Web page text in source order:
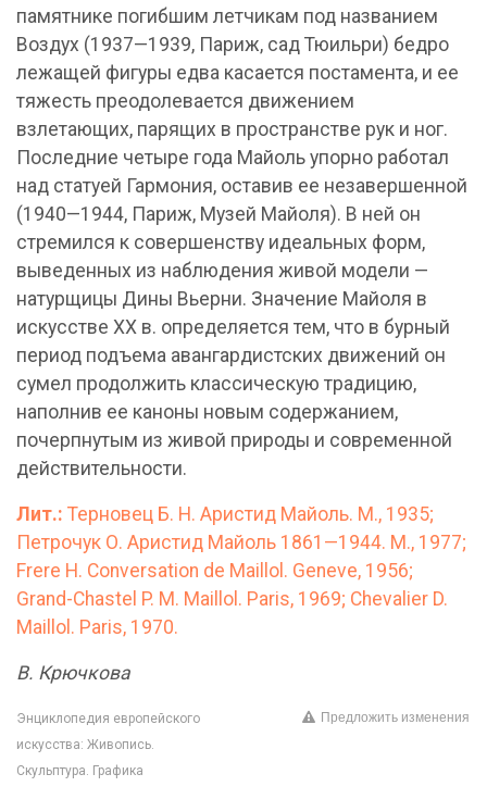
памятнике погибшим летчикам под названием
Воздух (1937—1939, Париж, сад Тюильри) бедро
лежащей фигуры едва касается постамента, и ее
тяжесть преодолевается движением
взлетающих, парящих в пространстве рук и ног.
Последние четыре года Майоль упорно работал
над статуей Гармония, оставив ее незавершенной
(1940—1944, Париж, Музей Майоля). В ней он
стремился к совершенству идеальных форм,
выведенных из наблюдения живой модели —
натурщицы Дины Вьерни. Значение Майоля в
искусстве XX в. определяется тем, что в бурный
период подъема авангардистских движений он
сумел продолжить классическую традицию,
наполнив ее каноны новым содержанием,
почерпнутым из живой природы и современной
действительности.
Лит.: Терновец Б. Н. Аристид Майоль. М., 1935;
Петрочук О. Аристид Майоль 1861—1944. М., 1977;
Frere H. Conversation de Maillol. Geneve, 1956;
Grand-Chastel P. M. Maillol. Paris, 1969; Chevalier D.
Maillol. Paris, 1970.
В. Крючкова
Энциклопедия европейского
искусства: Живопись.
Скульптура. Графика
Предложить изменения